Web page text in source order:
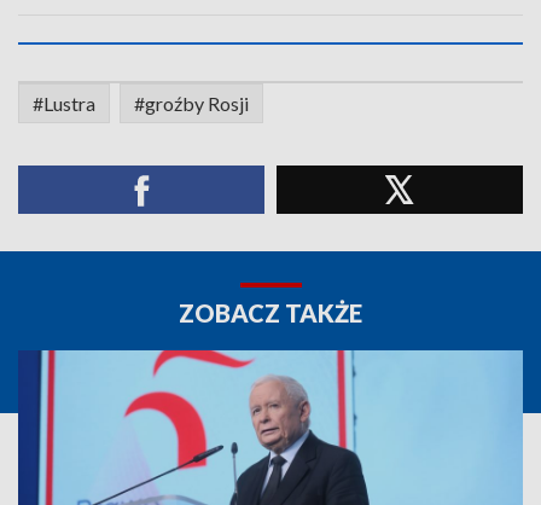
#Lustra #groźby Rosji
ZOBACZ TAKŻE